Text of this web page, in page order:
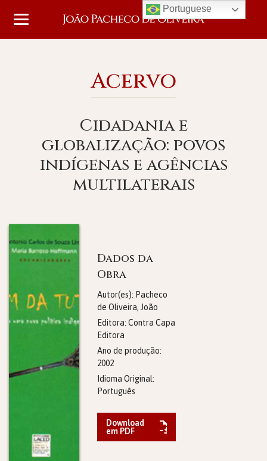
Acervo
Cidadania e
globalização: povos
indígenas e agências
multilaterais
Dados da
Obra
Autor(es): Pacheco
de Oliveira, João
Editora: Contra Capa
Editora
Ano de produção:
2002
Idioma Original:
Português
Download
em PDF
Portuguese